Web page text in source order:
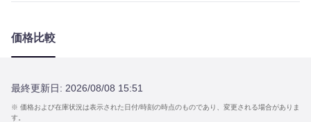
価格比較
最終更新日: 2026/08/08 15:51
※ 価格および在庫状況は表示された日付/時刻の時点のものであり、変更される場合がありま
す。